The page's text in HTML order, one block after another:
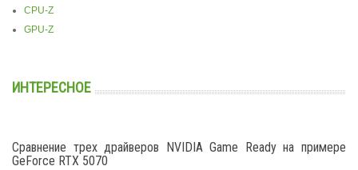
CPU-Z
GPU-Z
ИНТЕРЕСНОЕ
Сравнение трех драйверов NVIDIA Game Ready на примере
GeForce RTX 5070